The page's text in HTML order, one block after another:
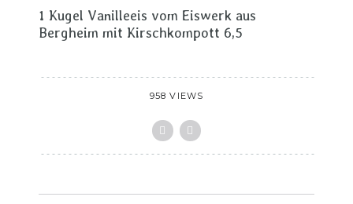
1 Kugel Vanilleeis vom Eiswerk aus
Bergheim mit Kirschkompott 6,5
958 VIEWS